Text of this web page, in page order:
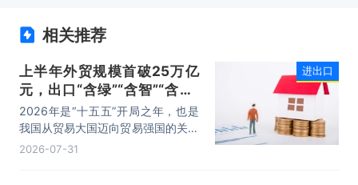
相关推荐
上半年外贸规模首破25万亿
元，出口“含绿”“含智”“含新”
量稳步攀升
2026年是“十五五”开局之年，也是
我国从贸易大国迈向贸易强国的关键
时期。上半年，我国进出口规模历史
2026-07-31
进出口